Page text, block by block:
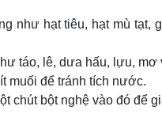
như hạt tiêu, hạt mù
táo, lê, dưa hấu, lựu, mơ
muối để tránh tích nước.
chút bột nghệ vào đó để